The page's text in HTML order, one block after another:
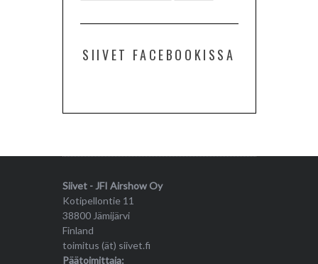
SIIVET FACEBOOKISSA
Siivet - JFI Airshow Oy
Kotipellontie 11
38800 Jämijärvi
Finland
toimitus (ät) siivet.fi
Päätoimittaja: